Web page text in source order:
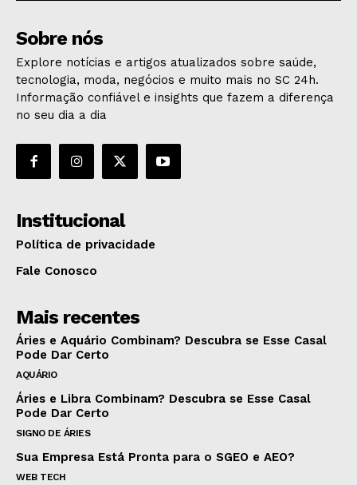
Sobre nós
Explore notícias e artigos atualizados sobre saúde,
tecnologia, moda, negócios e muito mais no SC 24h.
Informação confiável e insights que fazem a diferença
no seu dia a dia
Institucional
Política de privacidade
Fale Conosco
Mais recentes
Áries e Aquário Combinam? Descubra se Esse Casal
Pode Dar Certo
AQUÁRIO
Áries e Libra Combinam? Descubra se Esse Casal
Pode Dar Certo
SIGNO DE ÁRIES
Sua Empresa Está Pronta para o SGEO e AEO?
WEB TECH